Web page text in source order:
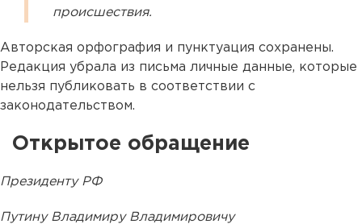
происшествия.
Авторская орфография и пунктуация сохранены.
Редакция убрала из письма личные данные, которые
нельзя публиковать в соответствии с
законодательством.
Открытое обращение
Президенту РФ
Путину Владимиру Владимировичу